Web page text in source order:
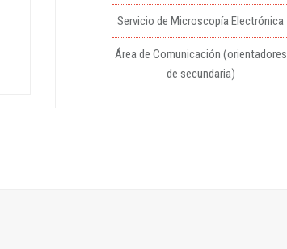
Servicio de Microscopía Electrónica
Área de Comunicación (orientadores
de secundaria)